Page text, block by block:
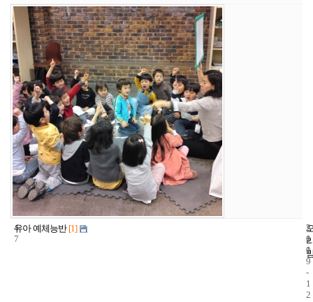
4
7
유아 예체능반 [1]
2
1
1
2
0
0
9
-
1
2